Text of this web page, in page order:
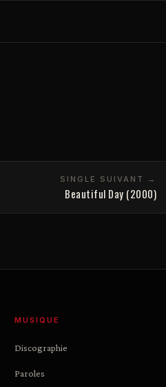
SINGLE SUIVANT →
Beautiful Day (2000)
MUSIQUE
Discographie
Paroles